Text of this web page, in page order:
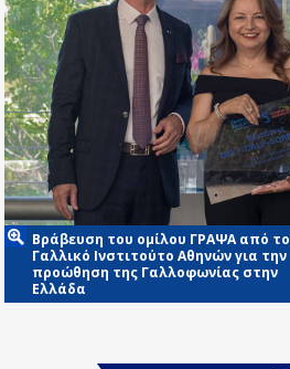
Βράβευση του ομίλου ΓΡΑΨΑ από το
Γαλλικό Ινστιτούτο Αθηνών για την
προώθηση της Γαλλοφωνίας στην
Ελλάδα